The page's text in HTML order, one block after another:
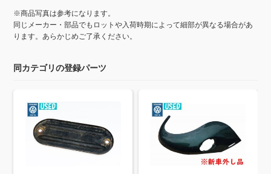
※商品写真は参考になります。
同じメーカー・部品でもロットや入荷時期によって細部が異なる場合があ
ります。あらかじめご了承ください。
同カテゴリの登録パーツ